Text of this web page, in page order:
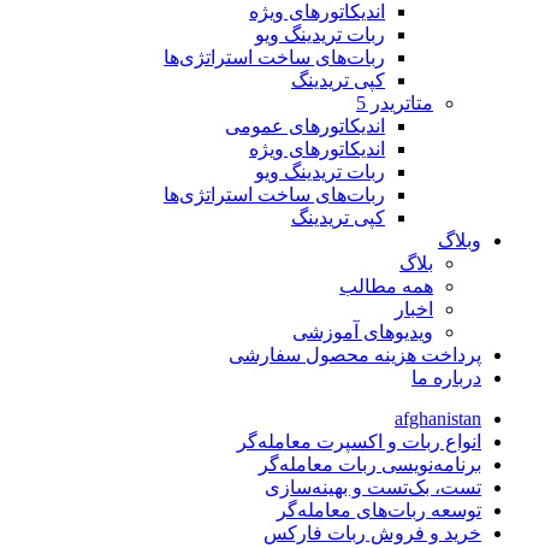
اندیکاتورهای ویژه
ربات تریدینگ ویو
ربات‌های ساخت استراتژی‌ها
کپی تریدینگ
متاتريدر 5
اندیکاتورهای عمومی
اندیکاتورهای ویژه
ربات تریدینگ ویو
ربات‌های ساخت استراتژی‌ها
کپی تریدینگ
وبلاگ
بلاگ
همه مطالب
اخبار
ویدیوهای آموزشی
پرداخت هزینه محصول سفارشی
درباره ما
afghanistan
انواع ربات و اکسپرت معامله‌گر
برنامه‌نویسی ربات معامله‌گر
تست، بک‌تست و بهینه‌سازی
توسعه ربات‌های معامله‌گر
خرید و فروش ربات فارکس